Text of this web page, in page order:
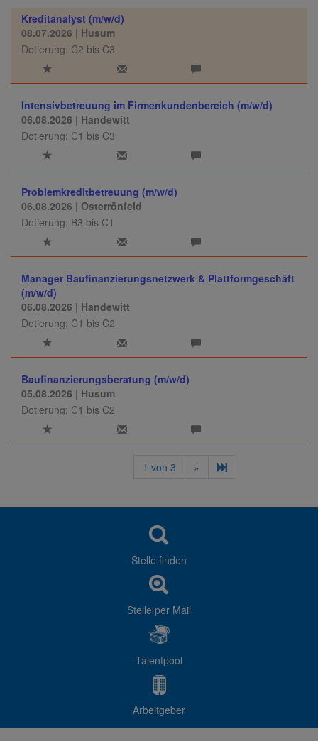
Kreditanalyst (m/w/d)
08.07.2026 | Husum
Dotierung: C2 bis C3
Intensivbetreuung im Firmenkundenbereich (m/w/d)
06.08.2026 | Handewitt
Dotierung: C1 bis C3
Problemkreditbetreuung (m/w/d)
06.08.2026 | Osterrönfeld
Dotierung: B3 bis C1
Manager Baufinanzierungsnetzwerk & Plattformgeschäft
(m/w/d)
06.08.2026 | Handewitt
Dotierung: C1 bis C2
Baufinanzierungsberatung (m/w/d)
05.08.2026 | Husum
Dotierung: C1 bis C2
1 von 3 »
Stelle finden
Stelle per Mail
Talentpool
Arbeitgeber